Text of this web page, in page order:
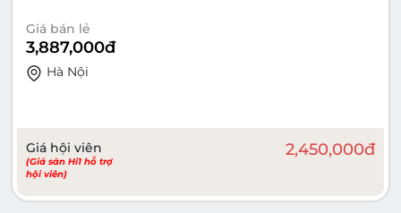
Giá bán lẻ
3,887,000đ
Hà Nội
Giá hội viên
(Giá sàn Hi1 hỗ trợ
hội viên)
2,450,000đ